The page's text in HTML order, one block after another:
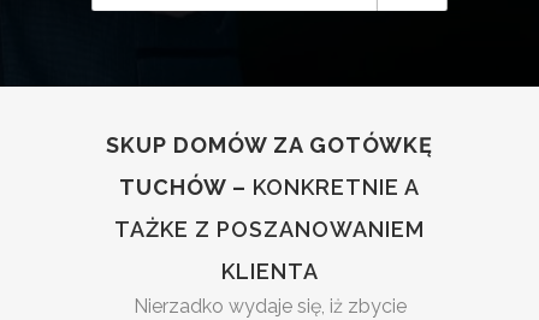
SKUP DOMÓW ZA GOTÓWKĘ
TUCHÓW – KONKRETNIE A
TAŻKE Z POSZANOWANIEM
KLIENTA
Nierzadko wydaje się, iż zbycie